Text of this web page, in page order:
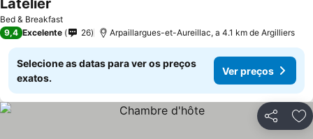
Bed & Breakfast
Latelier
9,4 Excelente 26 Arpaillargues-et-Aureillac, a 4.1 km de Argilliers
Selecione as datas para ver os preços
exatos.
Ver preços
Partilhar